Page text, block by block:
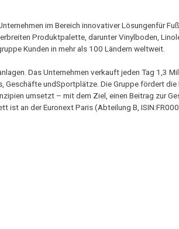
im Bereich innovativer Lösungenfür
Produktpalette, darunter Vinylboden,
Kunden in mehr als 100 Ländern weltweit.
Das Unternehmen verkauft jeden Tag 1,3
Geschäfte undSportplätze. Die Gruppe fördert
umsetzt – mit dem Ziel, einen Beitrag zur
ist an der Euronext Paris (Abteilung B,